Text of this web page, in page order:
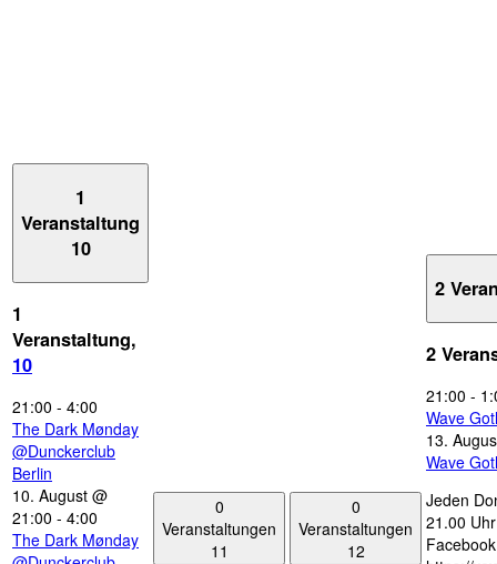
1
Veranstaltung
10
1
Veranstaltung,
10
21:00 - 4:00
The Dark Mønday
@Dunckerclub
Berlin
10. August @
21:00 - 4:00
The Dark Mønday
0
Veranstaltungen
11
0
Veranstaltungen
12
2
2
21:00 -
Wave
13.
Wave
Jeden
21.00